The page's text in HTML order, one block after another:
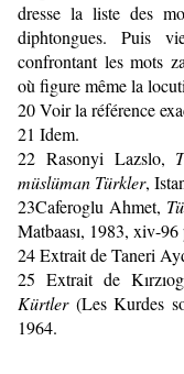
dresse la liste des
diphtongues. Puis
confrontant les mots
où figure même la
20Voir la référence
21 Idem.
22 Rasonyi Lazslo,
müslüman Türkler,
23Caferoglu Ahmet,
Matbaası, 1983, xiv-96
24Extrait de Taneri
25 Extrait de
Kürtler(Les Kurdes
1964.